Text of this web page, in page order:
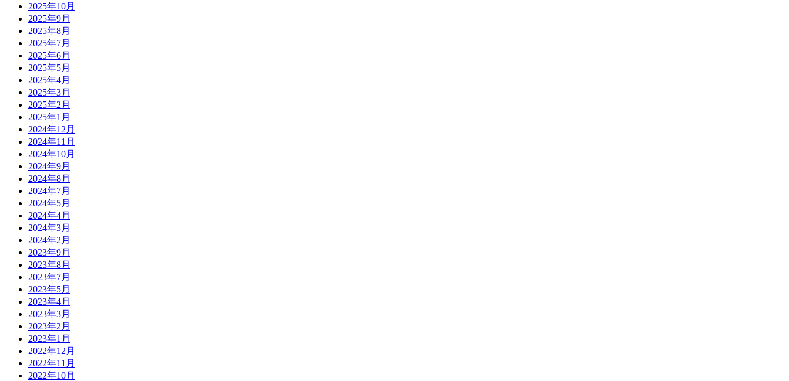
2025年10月
2025年9月
2025年8月
2025年7月
2025年6月
2025年5月
2025年4月
2025年3月
2025年2月
2025年1月
2024年12月
2024年11月
2024年10月
2024年9月
2024年8月
2024年7月
2024年5月
2024年4月
2024年3月
2024年2月
2023年9月
2023年8月
2023年7月
2023年5月
2023年4月
2023年3月
2023年2月
2023年1月
2022年12月
2022年11月
2022年10月